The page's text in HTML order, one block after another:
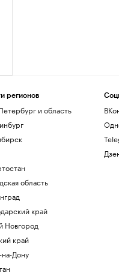
регионов
и область
область
край
Новгород
край
на-Дону